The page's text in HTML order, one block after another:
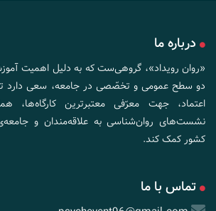
درباره ما
«روان رویداد»، گروهی‌ست که به دلیل اهمیت
دو سطح عمومی و تخصّصی در جامعه، سعی دارد
اعتماد، جهت معرّفی معتبرترین کارگاه‌ها،
نشست‌های روان‌شناسی به علاقه‌مندان و
کشور کمک کند.
تماس با ما